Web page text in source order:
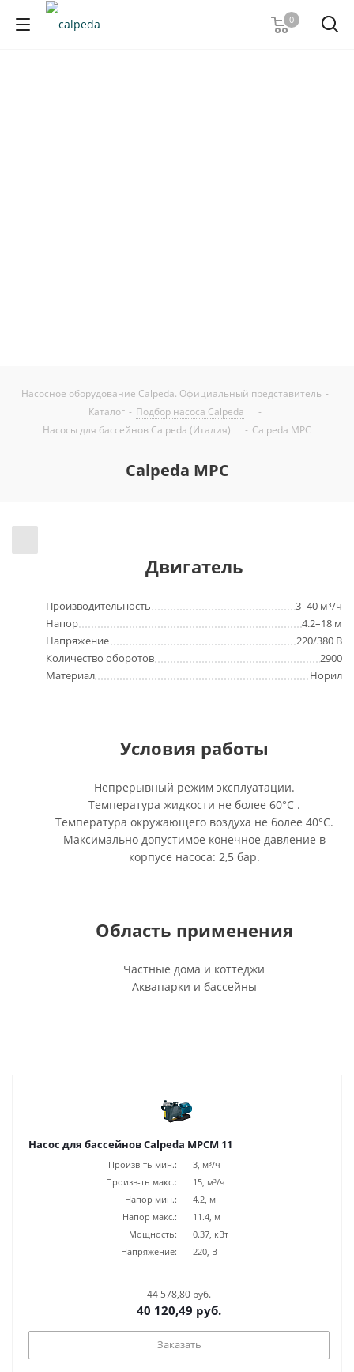
0
Насосное оборудование Calpeda. Официальный представитель -
Каталог - Подбор насоса Calpeda
-
Насоcы для бассейнов Calpeda (Италия)
- Calpeda MPC
Calpeda MPC
Двигатель
Производительность
3–40 м³/ч
Напор
4.2–18 м
Напряжение
220/380 В
Количество оборотов
2900
Материал
Норил
Условия работы
Непрерывный режим эксплуатации.
Температура жидкости не более 60°C .
Температура окружающего воздуха не более 40°C.
Максимально допустимое конечное давление в
корпусе насоса: 2,5 бар.
Область применения
Частные дома и коттеджи
Аквапарки и бассейны
Насос для бассейнов Calpeda MPCM 11
Произв-ть мин.:
3, м³/ч
Произв-ть макс.:
15, м³/ч
Напор мин.:
4.2, м
Напор макс.:
11.4, м
Мощность:
0.37, кВт
Напряжение:
220, В
44 578,80 руб.
40 120,49 руб.
Заказать